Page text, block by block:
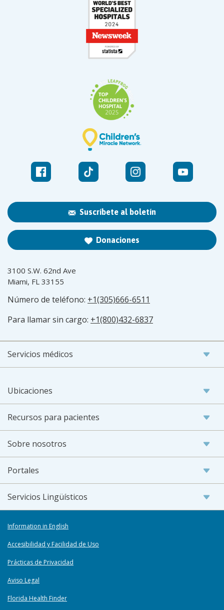
Suscríbete al boletín
Donaciones
3100 S.W. 62nd Ave
Miami, FL 33155
Número de teléfono: +1(305)666-6511
Para llamar sin cargo: +1(800)432-6837
Servicios médicos
Ubicaciones
Recursos para pacientes
Sobre nosotros
Portales
Servicios Lingüísticos
Information in English
Accesibilidad y Facilidad de Uso
Prácticas de Privacidad
Aviso Legal
Florida Health Finder